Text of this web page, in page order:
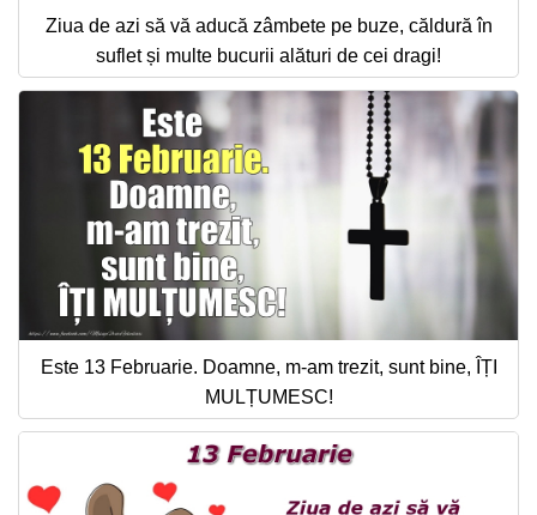
Ziua de azi să vă aducă zâmbete pe buze, căldură în
suflet și multe bucurii alături de cei dragi!
Este 13 Februarie. Doamne, m-am trezit, sunt bine, ÎȚI
MULȚUMESC!